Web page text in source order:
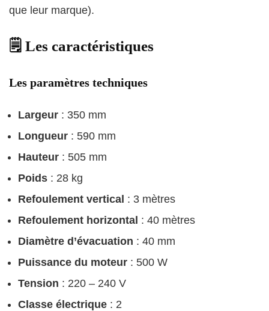
que leur marque).
🗒️ Les caractéristiques
Les paramètres techniques
Largeur : 350 mm
Longueur : 590 mm
Hauteur : 505 mm
Poids : 28 kg
Refoulement vertical : 3 mètres
Refoulement horizontal : 40 mètres
Diamètre d’évacuation : 40 mm
Puissance du moteur : 500 W
Tension : 220 – 240 V
Classe électrique : 2